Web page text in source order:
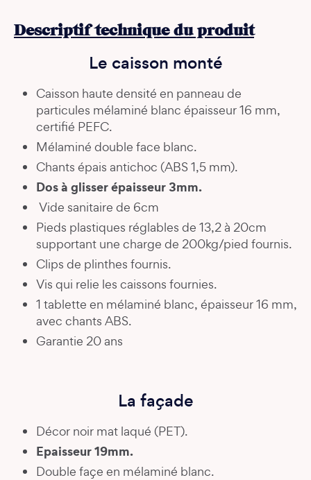
Descriptif technique du produit
Le caisson monté
Caisson haute densité en panneau de
particules mélaminé blanc épaisseur 16 mm,
certifié PEFC.
Mélaminé double face blanc.
Chants épais antichoc (ABS 1,5 mm).
Dos à glisser épaisseur 3mm.
Vide sanitaire de 6cm
Pieds plastiques réglables de 13,2 à 20cm
supportant une charge de 200kg/pied fournis.
Clips de plinthes fournis.
Vis qui relie les caissons fournies.
1 tablette en mélaminé blanc, épaisseur 16 mm,
avec chants ABS.
Garantie 20 ans
La façade
Décor noir mat laqué (PET).
Epaisseur 19mm.
Double façe en mélaminé blanc.